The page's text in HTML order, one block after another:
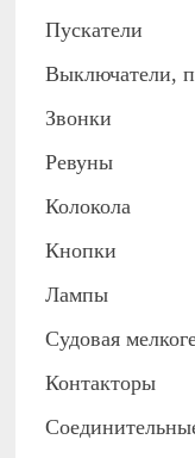
Пускатели
Выключатели,
Звонки
Ревуны
Колокола
Кнопки
Лампы
Судовая
Контакторы